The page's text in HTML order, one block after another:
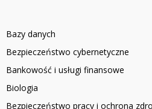
Bazy danych
Bezpieczeństwo cybernetyczne
Bankowość i usługi finansowe
Biologia
Bezpieczeństwo pracy i ochrona